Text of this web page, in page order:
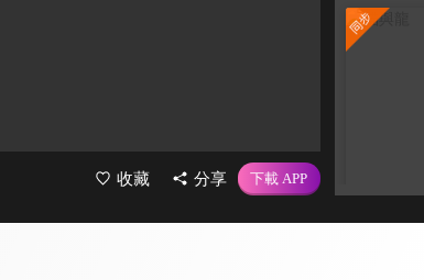
收藏 分享